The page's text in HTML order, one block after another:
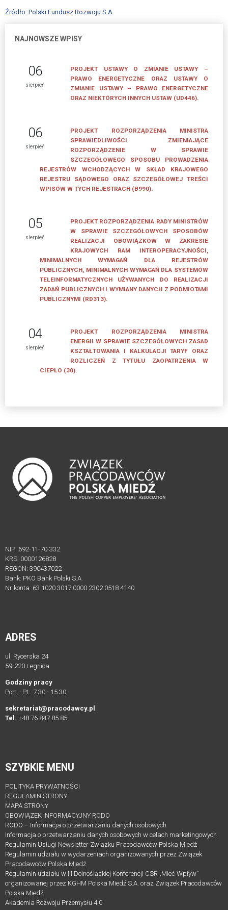
O
PRACOWNICY
BIURA
MIEDŹ
AKTUALNOŚCI
PROGRAM
MENTORINGOWY
FORMULARZE
ZGŁOSZENIOWE
zgłoszeniowy
dla
Mentora
dla
Mentee
MENTORZY
Pracodawców
Edycji
Działalność
Przemysłu
4.0
Wydarzenia
LEGISLACJA
STANOWISKA
ORAZ
PRACODAWCÓW
RP
Proces
legislacyjny
KONSULTACJE
SPOŁECZNE
archiwum
SPOŁECZNE
Źródło: Polski Fundusz Rozwoju S.A.
NAJNOWSZE WPISY
06
sierpień
PROJEKT USTAWY O ZMIANIE USTAWY –
PRAWO ENERGETYCZNE ORAZ USTAWY O
ZMIANIE USTAWY – PRAWO ENERGETYCZNE
ORAZ NIEKTÓRYCH INNYCH USTAW (UD446).
06
sierpień
PROJEKT ROZPORZĄDZENIA MINISTRA
SPRAWIEDLIWOŚCI ZMIENIAJĄCE
ROZPORZĄDZENIE W SPRAWIE
SZCZEGÓŁOWEGO SPOSOBU PROWADZENIA
REJESTRÓW WCHODZĄCYCH W SKŁAD KRAJOWEGO
REJESTRU SĄDOWEGO ORAZ SZCZEGÓŁOWEJ TREŚCI
WPISÓW W TYCH REJESTRACH (B990).
05
sierpień
PROJEKT ROZPORZĄDZENIA RADY MINISTRÓW
W SPRAWIE SZCZEGÓŁOWYCH SPOSOBÓW
REALIZACJI OBOWIĄZKÓW W ZAKRESIE
KRAJOWYCH RAM INTEROPERACYJNOŚCI,
MINIMALNYCH WYMAGAŃ DLA REJESTRÓW
PUBLICZNYCH, MINIMALNYCH WYMAGAŃ DLA SYSTEMÓW
TELEINFORMATYCZNYCH UŻYWANYCH DO REALIZACJI
ZADAŃ PUBLICZNYCH I WYMIANY DANYCH Z PODMIOTAMI
PUBLICZNYMI (RD313).
04
sierpień
PROJEKT ROZPORZĄDZENIA MINISTRA
ENERGII W SPRAWIE SZCZEGÓŁOWYCH ZASAD
KSZTAŁTOWANIA I KALKULACJI TARYF ORAZ
ROZLICZEŃ Z TYTUŁU ZAOPATRZENIA W
CIEPŁO (30).
NIP: 692-11-70-332
KRS: 0000126828
REGON: 390437022
Bank: PKO Bank Polski S.A.
Nr konta: 63 1020 3017 0000 2302 0518 4140
ADRES
ul. Rycerska 24
59-220 Legnica
Godziny pracy
Pon. - Pt.: 7:30 - 15:30
sekretariat@pracodawcy.pl
Tel. +48 76 847 85 85
SZYBKIE MENU
POLITYKA PRYWATNOŚCI
REGULAMIN STRONY
MAPA STRONY
OBOWIĄZEK INFORMACYJNY RODO
RODO – Informacja o przetwarzaniu danych osobowych
Informacja o przetwarzaniu danych osobowych w celach marketingowych
Regulamin Usługi Newsletter Związku Pracodawców Polska Miedź
Regulamin udziału w wydarzeniach organizowanych przez Związek
Pracodawców Polska Miedź
Regulamin udziału w III Dolnośląskiej Konferencji CSR „Mieć Wpływ”
organizowanej przez KGHM Polska Miedź S.A. oraz Związek Pracodawców
Polska Miedź
Akademia Rozwoju Przemysłu 4.0